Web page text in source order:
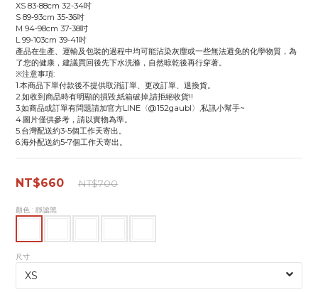
XS 83-88cm 32-34吋
S 89-93cm 35-36吋
M 94-98cm 37-38吋
L 99-103cm 39-41吋
產品在生產、運輸及包裝的過程中均可能沾染灰塵或一些無法避免的化學物質，為
了您的健康，建議買回後先下水洗滌，自然晾乾後再行穿著。
※注意事項:
1.本商品下單付款後不提供取消訂單、更改訂單、退換貨。
2.如收到商品時有明顯的損毀,紙箱破掉,請拒絕收貨!!
3.如商品或訂單有問題請加官方LINE〈@152gaubl〉,私訊小幫手~
4.圖片僅供參考，請以實物為準。
5.台灣配送約3-5個工作天寄出。
6.海外配送約5-7個工作天寄出。
NT$660 NT$700
顏色 : 靜謐黑
尺寸